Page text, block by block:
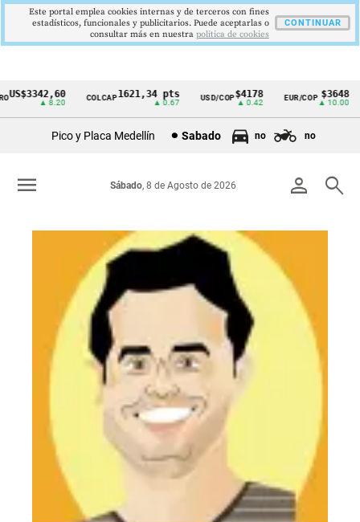
Cintillo
Colombia
COLCAP1621,34 pts USD/COP$4178
▲ 0.42
EUR/COP $3648
▲ 10.00
Pico y Placa Medellín Sabado no no
person search
Sábado, 8 de Agosto de 2026
menu
Este portal emplea cookies internas y de terceros con fines
estadísticos, funcionales y publicitarios. Puede aceptarlas o
consultar más en nuestra politica de cookies
CONTINUAR